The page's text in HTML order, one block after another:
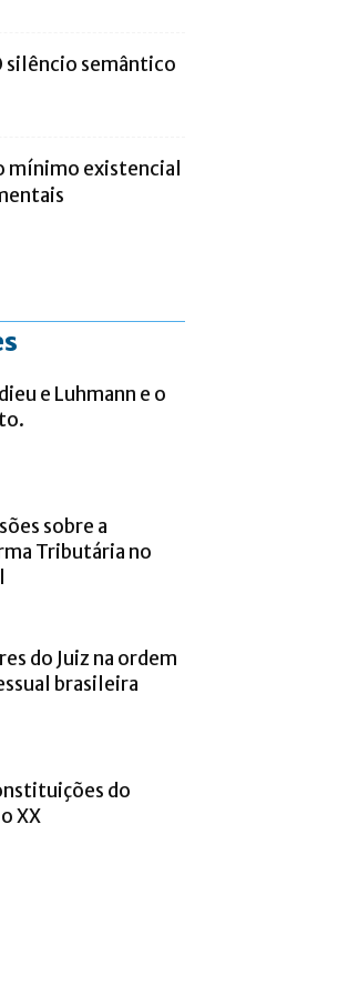
silêncio semântico
mínimo existencial
e Luhmann e o
sobre a
Tributária no
do Juiz na ordem
brasileira
do
XX